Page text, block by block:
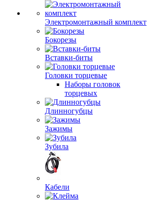
Электромонтажный комплект
Бокорезы
Вставки-биты
Головки торцевые
Наборы головок
торцевых
Длинногубцы
Зажимы
Зубила
Кабели